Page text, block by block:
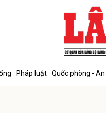
Pháp luật Quốc phòng -
Gửi bình luận